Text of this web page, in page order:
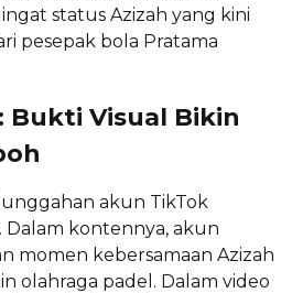
status Azizah yang kini
pesepak bola Pratama
Bukti Visual Bikin
akun TikTok
Dalam kontennya, akun
momen kebersamaan Azizah
olahraga padel. Dalam video